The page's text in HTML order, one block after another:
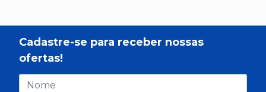
Cadastre-se para receber nossas
ofertas!